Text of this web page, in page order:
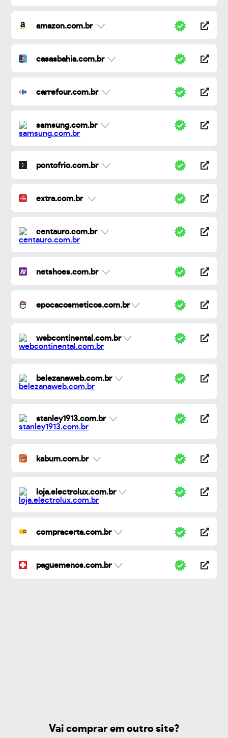
amazon.com.br
casasbahia.com.br
carrefour.com.br
samsung.com.br
pontofrio.com.br
extra.com.br
centauro.com.br
netshoes.com.br
epocacosmeticos.com.br
webcontinental.com.br
belezanaweb.com.br
stanley1913.com.br
kabum.com.br
loja.electrolux.com.br
compracerta.com.br
paguemenos.com.br
Vai comprar em outro site?